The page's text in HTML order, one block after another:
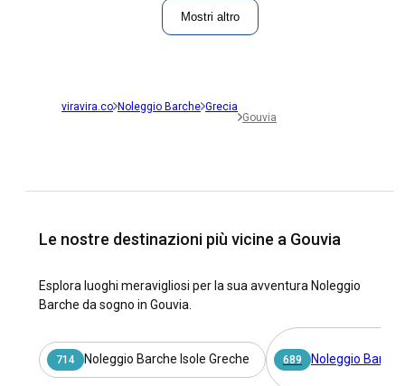
Mostri altro
viravira.co Noleggio Barche Grecia
Gouvia
Le nostre destinazioni più vicine a Gouvia
Esplora luoghi meravigliosi per la sua avventura Noleggio
Barche da sogno in Gouvia.
714 Noleggio Barche Isole Greche 689 Noleggio